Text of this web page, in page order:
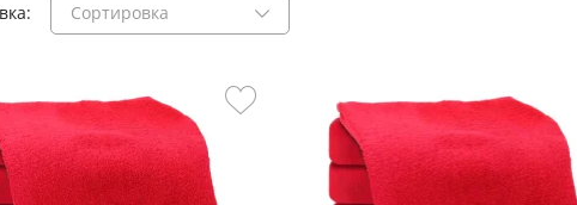
Сортировка